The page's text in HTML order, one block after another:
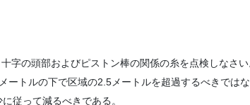
字の頭部およびピストン棒の関係の糸を点検しなさ
ートルの下で区域の2.5メートルを超過するべきでは
従って減るべきである。